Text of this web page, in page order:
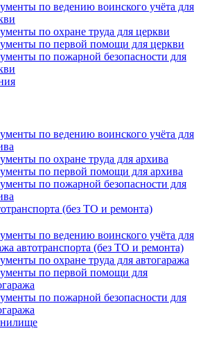
по ведению воинского учёта для
по охране труда для церкви
по первой помощи для церкви
по пожарной безопасности для
по ведению воинского учёта для
по охране труда для архива
по первой помощи для архива
по пожарной безопасности для
(без ТО и ремонта)
по ведению воинского учёта для
автотранспорта (без ТО и ремонта)
по охране труда для автогаража
по первой помощи для
по пожарной безопасности для